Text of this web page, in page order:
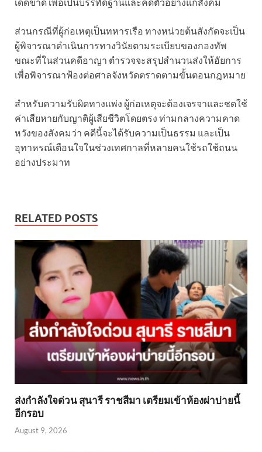
ส่วนกรณีที่ผู้ก่อเหตุเป็นทหารเรือ ทางหน่วยต้นสังกัดจะเป็น
ผู้พิจารณาดำเนินการทางวินัยตามระเบียบของกองทัพ
ขณะที่ในส่วนคดีอาญา ตำรวจจะสรุปสำนวนส่งให้อัยการ
เพื่อพิจารณาฟ้องต่อศาลจังหวัดตราดตามขั้นตอนกฎหมาย
สำหรับความรับผิดทางแพ่ง ผู้ก่อเหตุจะต้องเจรจาและชดใช้
ค่าเสียหายกับญาติผู้เสียชีวิตโดยตรง ท่ามกลางความคาด
หวังของสังคมว่า คดีนี้จะได้รับความเป็นธรรม และเป็น
อุทาหรณ์เตือนใจในช่วงเทศกาลที่หลายคนใช้รถใช้ถนน
อย่างประมาท
RELATED POSTS
ส่งกำลังใจด่วน สุนารี ราชสีมา เตรียมเข้าห้องผ่าบ่ายนี้
อีกรอบ
August 9, 2026